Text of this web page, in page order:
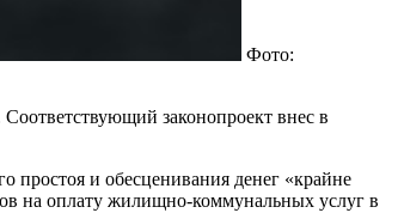
Фото:
законопроект внес в
простоя и обесценивания денег «крайне
на оплату жилищно-коммунальных услуг в